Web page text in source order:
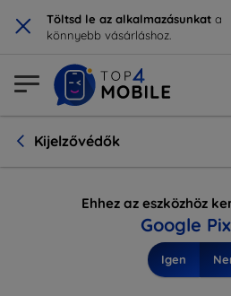
× Töltsd le az alkalmazásunkat a
könnyebb vásárláshoz.
Kijelzővédők
Ehhez az eszközhöz
Google
Igen